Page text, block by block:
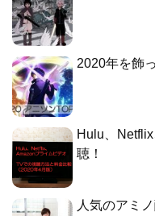
2020年を飾
Hulu、
聴！
人気のアミ